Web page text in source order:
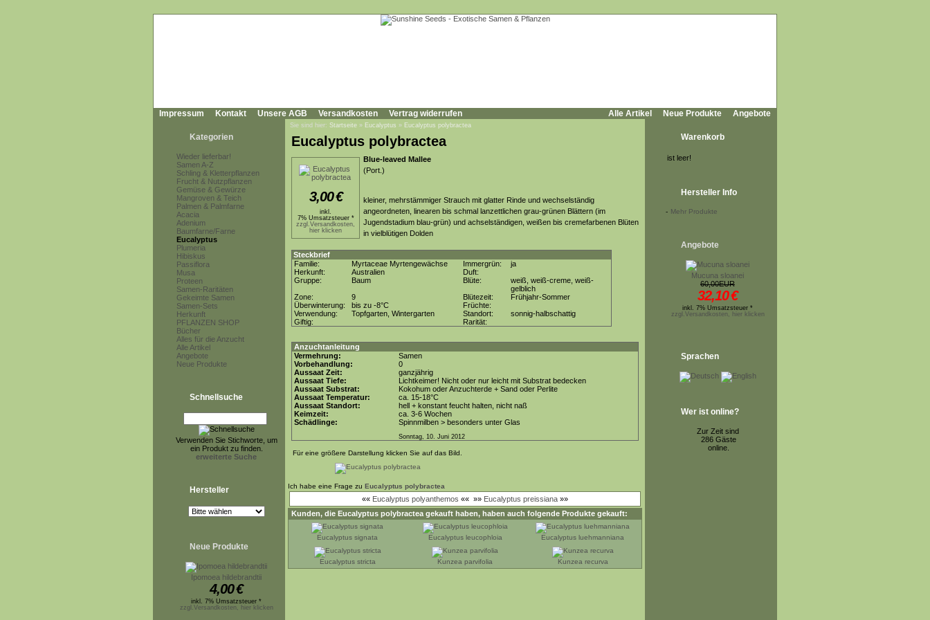
Impressum Kontakt Unsere AGB Versandkosten Vertrag widerrufen Alle Artikel Neue Produkte Angebote
Kategorien
Wieder lieferbar!
Samen A-Z
Schling & Kletterpflanzen
Frucht & Nutzpflanzen
Gemüse & Gewürze
Mangroven & Teich
Palmen & Palmfarne
Acacia
Adenium
Baumfarne/Farne
Eucalyptus
Plumeria
Hibiskus
Passiflora
Musa
Proteen
Samen-Raritäten
Gekeimte Samen
Samen-Sets
Herkunft
PFLANZEN SHOP
Bücher
Alles für die Anzucht
Alle Artikel
Angebote
Neue Produkte
Schnellsuche
Verwenden Sie Stichworte, um
ein Produkt zu finden.
erweiterte Suche
Hersteller
Neue Produkte
Ipomoea hildebrandtii
4,00€
inkl. 7% Umsatzsteuer *
zzgl.Versandkosten, hier klicken
Sie sind hier: Startseite » Eucalyptus » Eucalyptus polybractea
Eucalyptus polybractea
3,00€
inkl.
7% Umsatzsteuer *
zzgl.Versandkosten,
hier klicken
Blue-leaved Mallee
(Port.)
kleiner, mehrstämmiger Strauch mit glatter Rinde und wechselständig
angeordneten, linearen bis schmal lanzettlichen grau-grünen Blättern (im
Jugendstadium blau-grün) und achselständigen, weißen bis cremefarbenen Blüten
in vielblütigen Dolden
Steckbrief
Familie:
Myrtaceae Myrtengewächse Immergrün:
ja
Herkunft:
Australien
Duft:
Gruppe:
Baum Blüte:
weiß, weiß-creme, weiß-
gelblich
Zone:
9 Blütezeit:
Frühjahr-Sommer
Überwinterung:
bis zu -8°C
Früchte:
Verwendung:
Topfgarten, Wintergarten Standort:
sonnig-halbschattig
Giftig:
Rarität:
Anzuchtanleitung
Vermehrung:
Samen
Vorbehandlung:
0
Aussaat Zeit:
ganzjährig
Aussaat Tiefe:
Lichtkeimer! Nicht oder nur leicht mit Substrat bedecken
Aussaat Substrat:
Kokohum oder Anzuchterde + Sand oder Perlite
Aussaat Temperatur:
ca. 15-18°C
Aussaat Standort:
hell + konstant feucht halten, nicht naß
Keimzeit:
ca. 3-6 Wochen
Schädlinge:
Spinnmilben > besonders unter Glas
Sonntag, 10. Juni 2012
Für eine größere Darstellung klicken Sie auf das Bild.
Ich habe eine Frage zu Eucalyptus polybractea
«« Eucalyptus polyanthemos «« »» Eucalyptus preissiana »»
Kunden, die Eucalyptus polybractea gekauft haben, haben auch folgende Produkte gekauft:
Eucalyptus signata Eucalyptus leucophloia Eucalyptus luehmanniana
Eucalyptus stricta Kunzea parvifolia Kunzea recurva
Warenkorb
ist leer!
Hersteller Info
- Mehr Produkte
Angebote
Mucuna sloanei
60,00EUR
32,10€
inkl. 7% Umsatzsteuer *
zzgl.Versandkosten, hier klicken
Sprachen
Wer ist online?
Zur Zeit sind
286 Gäste
online.